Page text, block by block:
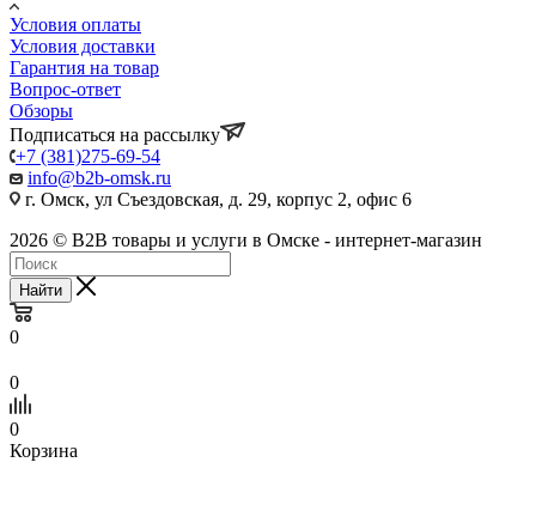
Условия оплаты
Условия доставки
Гарантия на товар
Вопрос-ответ
Обзоры
Подписаться на рассылку
+7 (381)275-69-54
info@b2b-omsk.ru
г. Омск, ул Съездовская, д. 29, корпус 2, офис 6
2026 © B2B товары и услуги в Омске - интернет-магазин
Найти
0
0
0
Корзина